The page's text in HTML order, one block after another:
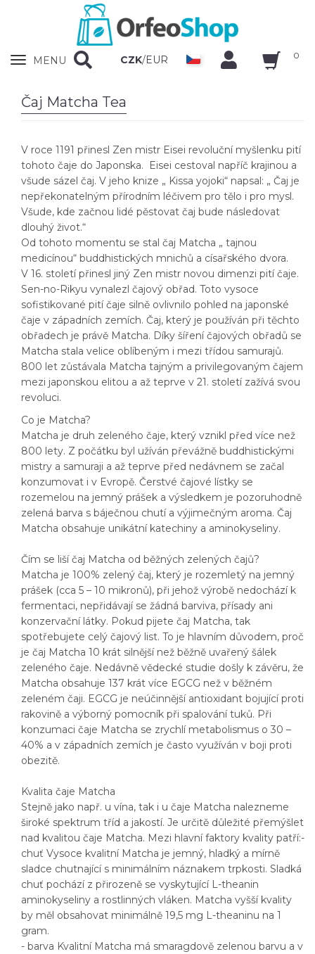
Zobrazit
MENU CZK/EUR 0
Čaj Matcha Tea
V roce 1191 přinesl Zen mistr Eisei revoluční myšlenku pití
tohoto čaje do Japonska. Eisei cestoval napříč krajinou a
všude sázel čaj. V jeho knize „ Kissa yojoki“ napsal: „ Čaj je
nepřekonatelným přírodním léčivem pro tělo i pro mysl.
Všude, kde začnou lidé pěstovat čaj bude následovat
dlouhý život.“
Od tohoto momentu se stal čaj Matcha „ tajnou
medicínou“ buddhistických mnichů a císařského dvora.
V 16. století přinesl jiný Zen mistr novou dimenzi pití čaje.
Sen-no-Rikyu vynalezl čajový obřad. Toto vysoce
sofistikované pití čaje silně ovlivnilo pohled na japonské
čaje v západních zemích. Čaj, který je používán při těchto
obřadech je právě Matcha. Díky šíření čajových obřadů se
Matcha stala velice oblíbeným i mezi třídou samurajů.
800 let zůstávala Matcha tajným a privilegovaným čajem
mezi japonskou elitou a až teprve v 21. století zažívá svou
revoluci.
Co je Matcha?
Matcha je druh zeleného čaje, který vznikl před více než
800 lety. Z počátku byl užíván převážně buddhistickými
mistry a samuraji a až teprve před nedávnem se začal
konzumovat i v Evropě. Čerstvé čajové lístky se
rozemelou na jemný prášek a výsledkem je pozoruhodně
zelená barva s báječnou chutí a výjimečným aroma. Čaj
Matcha obsahuje unikátní katechiny a aminokyseliny.
Čím se liší čaj Matcha od běžných zelených čajů?
Matcha je 100% zelený čaj, který je rozemletý na jemný
prášek (cca 5 – 10 mikronů), při jehož výrobě nedochází k
fermentaci, nepřidávají se žádná barviva, přísady ani
konzervační látky. Pokud pijete čaj Matcha, tak
spotřebujete celý čajový list. To je hlavním důvodem, proč
je čaj Matcha 10 krát silnější než běžně uvařený šálek
zeleného čaje. Nedávně vědecké studie došly k závěru, že
Matcha obsahuje 137 krát více EGCG než v běžném
zeleném čaji. EGCG je neúčinnější antioxidant bojující proti
rakovině a výborný pomocník při spalování tuků. Při
konzumaci čaje Matcha se zrychlí metabolismus o 30 –
40% a v západních zemích je často využíván v boji proti
obezitě.
Kvalita čaje Matcha
Stejně jako např. u vína, tak i u čaje Matcha nalezneme
široké spektrum tříd a jakostí. Je určitě důležité přemýšlet
nad kvalitou čaje Matcha. Mezi hlavní faktory kvality patří:-
chuť Vysoce kvalitní Matcha je jemný, hladký a mírně
sladce chutnající s minimálním náznakem trpkosti. Sladká
chuť pochází z přirozeně se vyskytující L-theanin
aminokyseliny a rostlinných vláken. Matcha vyšší kvality
by měl obsahovat minimálně 19,5 mg L-theaninu na 1
gram.
- barva Kvalitní Matcha má smaragdově zelenou barvu a v